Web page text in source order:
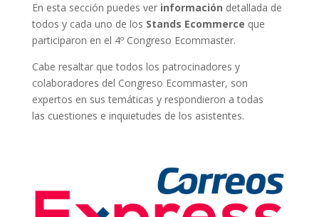
En esta sección puedes ver información detallada de
todos y cada uno de los Stands Ecommerce que
participaron en el 4º Congreso Ecommaster.
Cabe resaltar que todos los patrocinadores y
colaboradores del Congreso Ecommaster, son
expertos en sus temáticas y respondieron a todas
las cuestiones e inquietudes de los asistentes.